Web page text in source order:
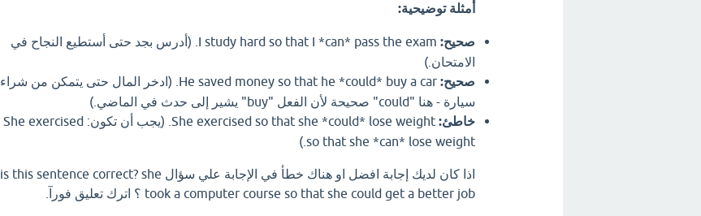
أمثلة توضيحية:
صحيح:
I study hard so that I *can* pass the exam. (أدرس بجد حتى أستطيع النجاح في
الامتحان.)
صحيح:
He saved money so that he *could* buy a car. (ادخر المال حتى يتمكن من شراء
سيارة - هنا "could" صحيحة لأن الفعل "buy" يشير إلى حدث في الماضي.)
خاطئ:
She exercised so that she *could* lose weight. (يجب أن تكون: She exercised
so that she *can* lose weight.)
اذا كان لديك إجابة افضل او هناك خطأ في الإجابة علي سؤال is this sentence correct? she
took a computer course so that she could get a better job ؟ اترك تعليق فورآ.